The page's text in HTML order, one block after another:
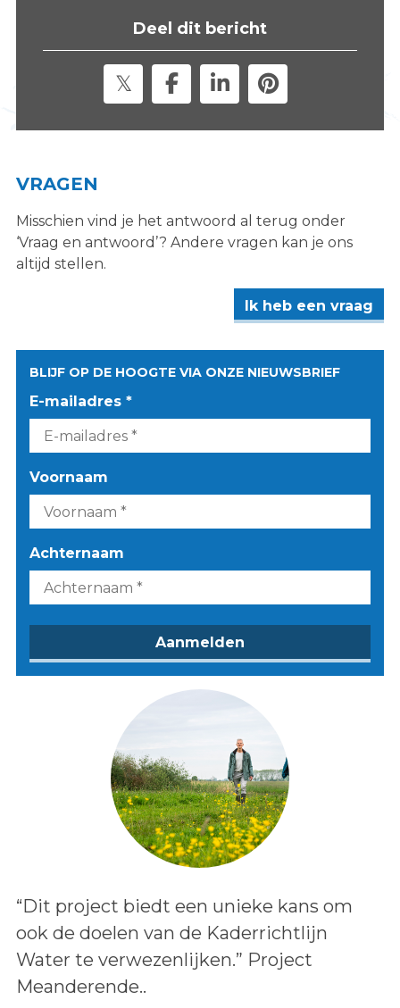
Deel dit bericht
VRAGEN
Misschien vind je het antwoord al terug onder
‘Vraag en antwoord’? Andere vragen kan je ons
altijd stellen.
Ik heb een vraag
BLIJF OP DE HOOGTE VIA ONZE NIEUWSBRIEF
E-mailadres *
Voornaam
Achternaam
Lees het bericht:
“Dit project biedt een unieke kans om
ook de doelen van de Kaderrichtlijn
Water te verwezenlijken.” Project
Meanderende..